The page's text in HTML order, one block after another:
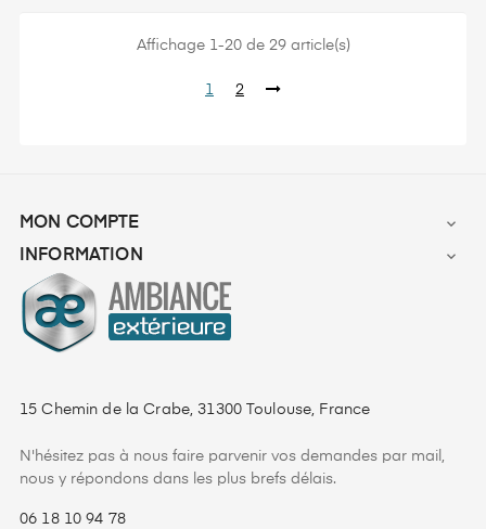
Affichage 1-20 de 29 article(s)
1 2
MON COMPTE

INFORMATION

15 Chemin de la Crabe, 31300 Toulouse, France
N'hésitez pas à nous faire parvenir vos demandes par mail,
nous y répondons dans les plus brefs délais.
06 18 10 94 78